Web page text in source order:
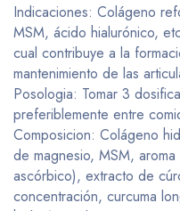
Indicaciones: Colágeno
MSM, ácido hialurónico,
cual contribuye a la
mantenimiento de las
Posologia: Tomar 3
preferiblemente entre
Composicion: Colágeno
de magnesio, MSM,
ascórbico), extracto de
concentración, curcuma